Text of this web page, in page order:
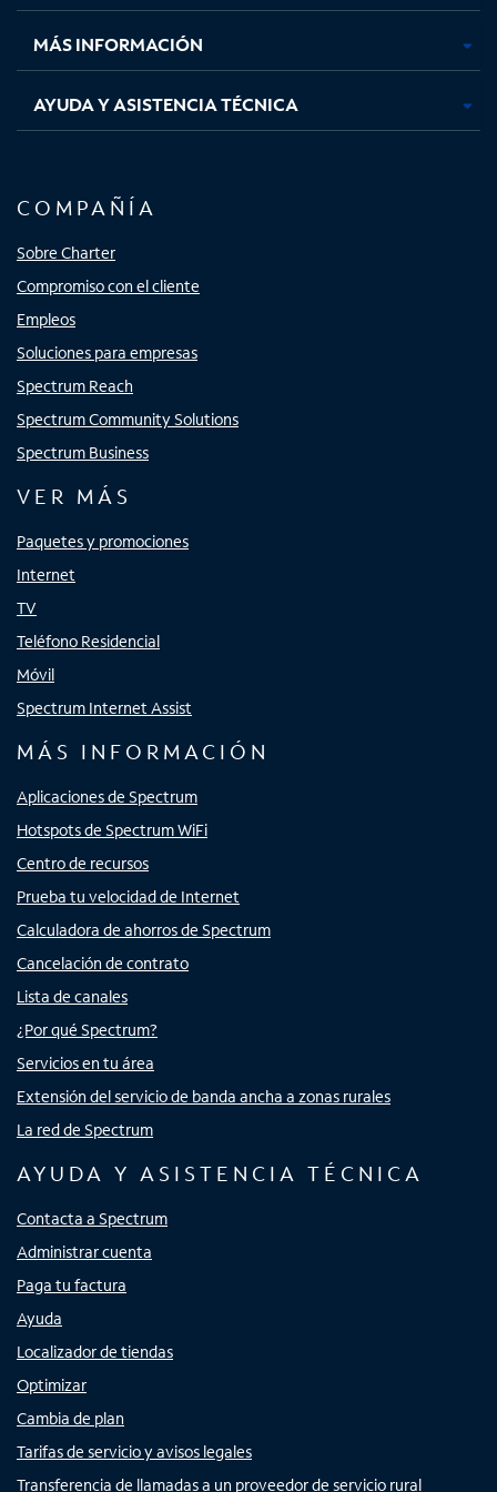
nuevanuevanuevanueva
MÁS INFORMACIÓN
AYUDA Y ASISTENCIA TÉCNICA
COMPAÑÍA
Sobre Charter
Compromiso con el cliente
Empleos
Soluciones para empresas
Spectrum Reach
Spectrum Community Solutions
Spectrum Business
VER MÁS
Paquetes y promociones
Internet
TV
Teléfono Residencial
Móvil
Spectrum Internet Assist
MÁS INFORMACIÓN
Aplicaciones de Spectrum
Hotspots de Spectrum WiFi
Centro de recursos
Prueba tu velocidad de Internet
Calculadora de ahorros de Spectrum
Cancelación de contrato
Lista de canales
¿Por qué Spectrum?
Servicios en tu área
Extensión del servicio de banda ancha a zonas rurales
La red de Spectrum
AYUDA Y ASISTENCIA TÉCNICA
Contacta a Spectrum
Administrar cuenta
Paga tu factura
Ayuda
Localizador de tiendas
Optimizar
Cambia de plan
Tarifas de servicio y avisos legales
Transferencia de llamadas a un proveedor de servicio rural